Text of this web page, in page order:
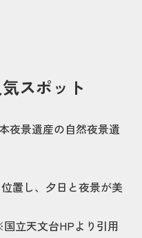
スポット
夜景遺産の自然夜景遺
置し、夕日と夜景が美
立天文台HPより引用